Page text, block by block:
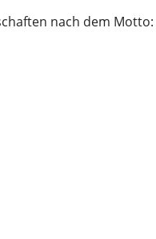
nach dem Motto: